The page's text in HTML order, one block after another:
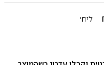
ליח׳